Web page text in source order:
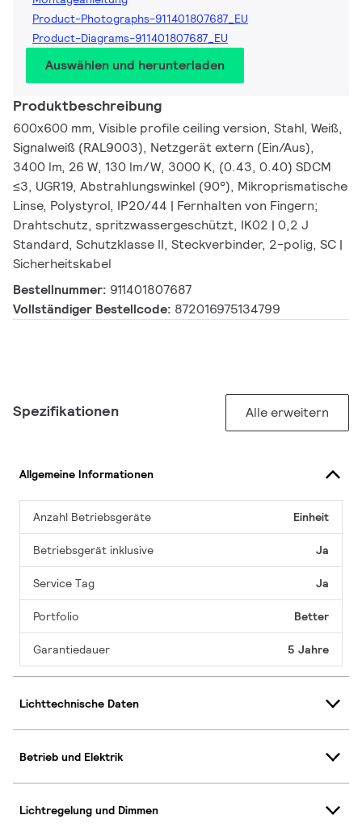
Product-Photographs-911401807687_EU
Product-Diagrams-911401807687_EU
Auswählen und herunterladen
Produktbeschreibung
600x600 mm, Visible profile ceiling version, Stahl, Weiß,
Signalweiß (RAL9003), Netzgerät extern (Ein/Aus),
3400 lm, 26 W, 130 lm/W, 3000 K, (0.43, 0.40) SDCM
≤3, UGR19, Abstrahlungswinkel (90°), Mikroprismatische
Linse, Polystyrol, IP20/44 | Fernhalten von Fingern;
Drahtschutz, spritzwassergeschützt, IK02 | 0,2 J
Standard, Schutzklasse II, Steckverbinder, 2-polig, SC |
Sicherheitskabel
Bestellnummer: 911401807687
Vollständiger Bestellcode: 872016975134799
Spezifikationen Alle erweitern
Allgemeine Informationen
Anzahl Betriebsgeräte Einheit
Betriebsgerät inklusive Ja
Service Tag Ja
Portfolio Better
Garantiedauer 5 Jahre
Lichttechnische Daten
Betrieb und Elektrik
Lichtregelung und Dimmen